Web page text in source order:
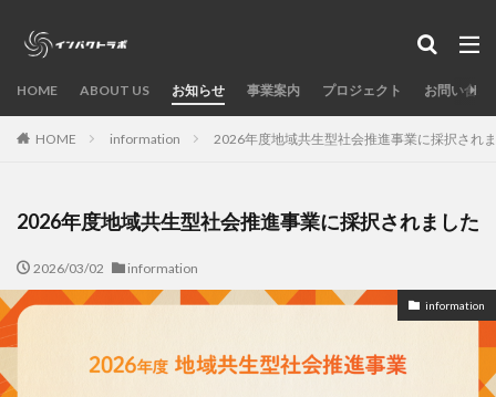
HOME ABOUT US お知らせ 事業案内 プロジェクト お問い合わ
HOME information 2026年度地域共生型社会推進事業に採択され
2026年度地域共生型社会推進事業に採択されました
2026/03/02 information
information
守山市
ワークショップ
メディア掲載実績
メタバース
インパクトゼミ
もりやまキャリアチャレンジ
sustainable week
mysdgs
MLGs kanjo
kamadoki